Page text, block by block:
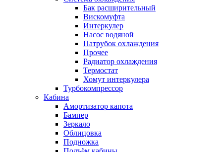
Бак расширительный
Вискомуфта
Интеркулер
Насос водяной
Патрубок охлаждения
Прочее
Радиатор охлаждения
Термостат
Хомут интеркулера
Турбокомпрессор
Кабина
Амортизатор капота
Бампер
Зеркало
Облицовка
Подножка